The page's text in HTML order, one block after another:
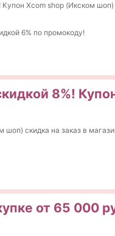
Xcom shop (Икском шоп)
6% по промокоду!
8%!
шоп) скидка на заказ в
от 65 000